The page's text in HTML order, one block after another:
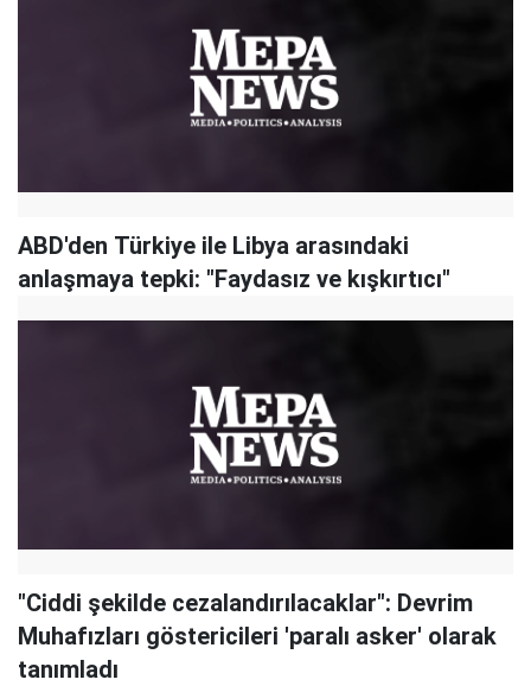
ABD'den Türkiye ile Libya arasındaki
anlaşmaya tepki: "Faydasız ve kışkırtıcı"
"Ciddi şekilde cezalandırılacaklar": Devrim
Muhafızları göstericileri 'paralı asker' olarak
tanımladı